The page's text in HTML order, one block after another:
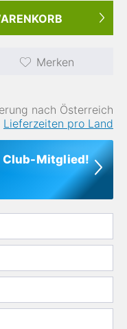
Merken
nach Österreich
Lieferzeiten pro Land
Club-Mitglied!